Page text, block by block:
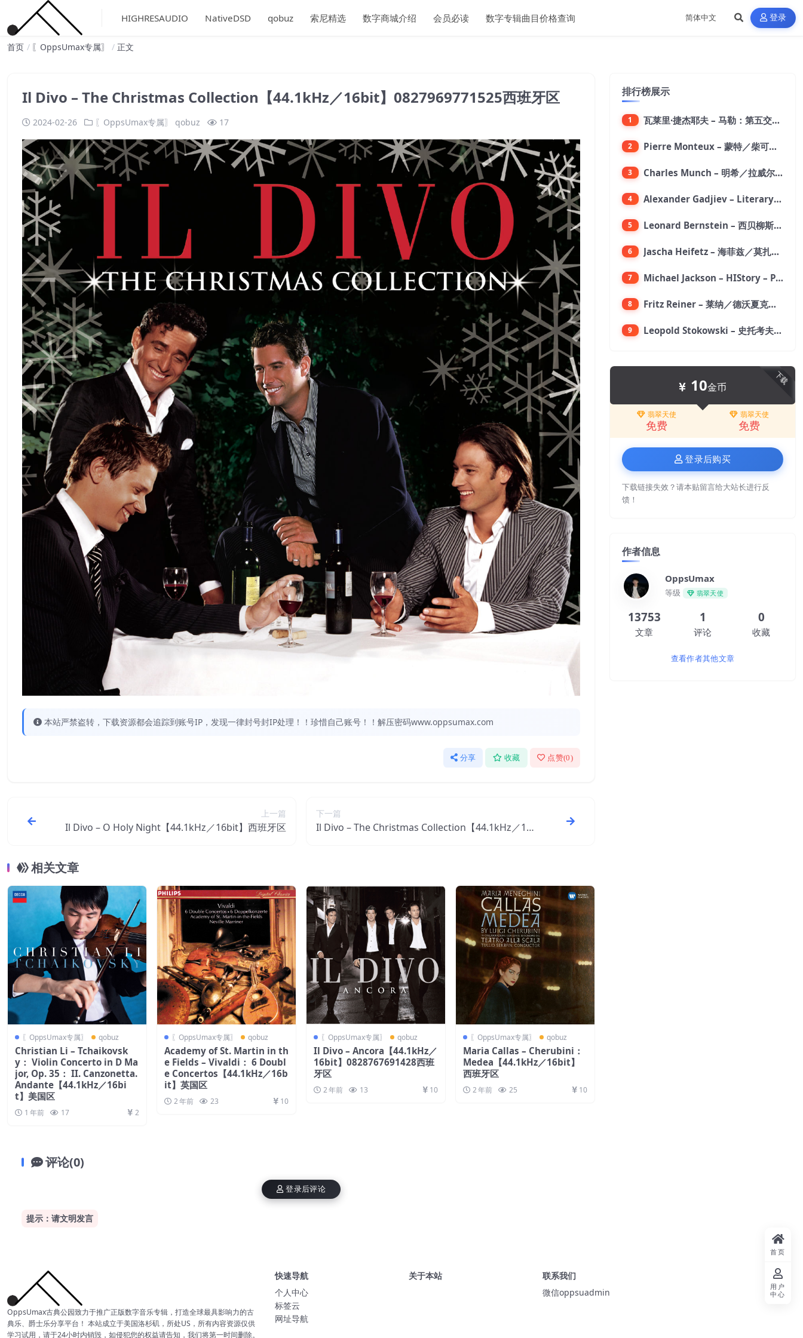
HIGHRESAUDIO NativeDSD qobuz 索尼精选 数字商城介绍 会员必读 数字专辑曲目价格查询 登录
首页 〖OppsUmax专属〗 正文
Il Divo – The Christmas Collection【44.1kHz／16bit】0827969771525西班牙区
2024-02-26 〖OppsUmax专属〗 qobuz 17
本站严禁盗转，下载资源都会追踪到账号IP，发现一律封号封IP处理！！珍惜自己账号！！解压密码www.oppsumax.com
分享 收藏 点赞(0)
上一篇
Il Divo – O Holy Night【44.1kHz／16bit】西班牙区
下一篇
Il Divo – The Christmas Collection【44.1kHz／16
相关文章
〖OppsUmax专属〗 qobuz
Christian Li – Tchaikovsk
y： Violin Concerto in D Ma
jor, Op. 35： II. Canzonetta.
Andante【44.1kHz／16bi
t】美国区
1 年前 17 2
〖OppsUmax专属〗 qobuz
Academy of St. Martin in th
e Fields – Vivaldi： 6 Doubl
e Concertos【44.1kHz／16b
it】英国区
2 年前 23 10
〖OppsUmax专属〗 qobuz
Il Divo – Ancora【44.1kHz／
16bit】0828767691428西班
牙区
2 年前 13 10
〖OppsUmax专属〗 qobuz
Maria Callas – Cherubini：
Medea【44.1kHz／16bit】
西班牙区
2 年前 25 10
评论(0)
提示：请文明发言
登录后评论
排行榜展示
1 瓦莱里·捷杰耶夫 – 马勒：第五交响曲【96kHz／24bit】
2 Pierre Monteux – 蒙特／柴可夫斯基：第六交响曲【176.4kHz／24bit】
3 Charles Munch – 明希／拉威尔：波莱罗舞曲【176.4kHz／24bit】
4 Alexander Gadjiev – Literary Fantasies【FLAC 192】
5 Leonard Bernstein – 西贝柳斯：芬兰颂／格里格：培尔·金特组曲【44.1kHz／24bit】
6 Jascha Heifetz – 海菲兹／莫扎特：第四小提琴协奏曲，第五小提琴协奏曲《土耳其》／维瓦尔第：小提琴与大提琴协奏曲，RV 547【192kHz／24bit】
7 Michael Jackson – HIStory – PAST, PRESENT AND FUTURE – BOOK I【96kHz／24bit】
8 Fritz Reiner – 莱纳／德沃夏克：第九交响曲【176.4kHz／24bit】
9 Leopold Stokowski – 史托考夫斯基：狂想曲【176.4kHz／24bit】
下载
10金币
翡翠天使
免费
翡翠天使
免费
登录后购买
下载链接失效？请本贴留言给大站长进行反
馈！
作者信息
OppsUmax
等级 翡翠天使
13753
文章
1
评论
0
收藏
查看作者其他文章
OppsUmax古典公园致力于推广正版数字音乐专辑，打造全球最具影响力的古
典乐、爵士乐分享平台！ 本站成立于美国洛杉矶，所处US，所有内容资源仅供
学习试用，请于24小时内销毁，如侵犯您的权益请告知，我们将第一时间删除。
快速导航
个人中心
标签云
网址导航
关于本站
联系我们
微信oppsuadmin
首页
用户
中心